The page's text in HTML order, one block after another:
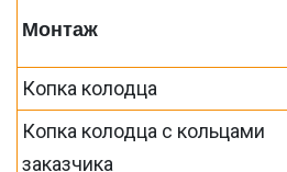
Монтаж
Копка колодца
Копка колодца с кольцами
заказчика